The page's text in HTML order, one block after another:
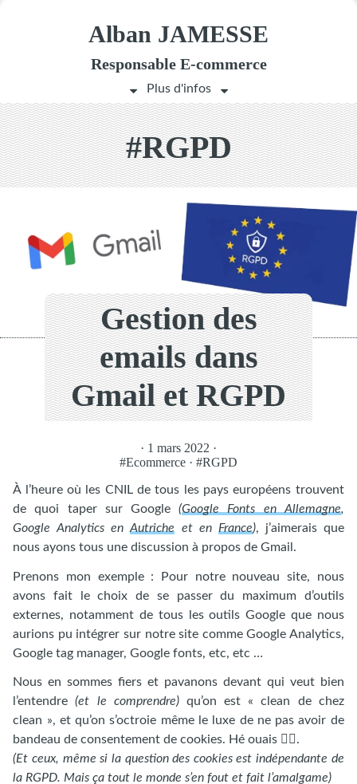
Alban JAMESSE
Responsable E-commerce
#RGPD
Gestion des
emails dans
Gmail et RGPD
· 1 mars 2022 ·
#Ecommerce · #RGPD
À l’heure où les CNIL de tous les pays européens trouvent
de quoi taper sur Google(Google Fonts en Allemagne,
Google Analytics enAutriche et en France), j’aimerais que
nous ayons tous une discussion à propos de Gmail.
Prenons mon exemple : Pour notre nouveau site, nous
avons fait le choix de se passer du maximum d’outils
externes, notamment de tous les outils Google que nous
aurions pu intégrer sur notre site comme Google Analytics,
Google tag manager, Google fonts, etc, etc …
Nous en sommes fiers et pavanons devant qui veut bien
l’entendre(et le comprendre)qu’on est « clean de chez
clean », et qu’on s’octroie même le luxe de ne pas avoir de
bandeau de consentement de cookies. Hé ouais 🦸‍♂️.
(Et ceux, même si la question des cookies est indépendante de
la RGPD. Mais ça tout le monde s’en fout et fait l’amalgame)